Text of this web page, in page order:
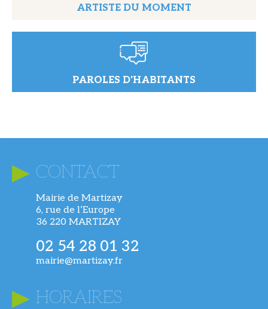
ARTISTE DU MOMENT
PAROLES D'HABITANTS
CONTACT
Mairie de Martizay
6, rue de l’Europe
36 220 MARTIZAY
02 54 28 01 32
mairie@martizay.fr
HORAIRES